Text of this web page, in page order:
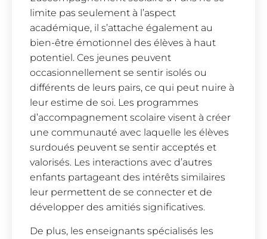
limite pas seulement à l’aspect
académique, il s’attache également au
bien-être émotionnel des élèves à haut
potentiel. Ces jeunes peuvent
occasionnellement se sentir isolés ou
différents de leurs pairs, ce qui peut nuire à
leur estime de soi. Les programmes
d’accompagnement scolaire visent à créer
une communauté avec laquelle les élèves
surdoués peuvent se sentir acceptés et
valorisés. Les interactions avec d’autres
enfants partageant des intérêts similaires
leur permettent de se connecter et de
développer des amitiés significatives.
De plus, les enseignants spécialisés les